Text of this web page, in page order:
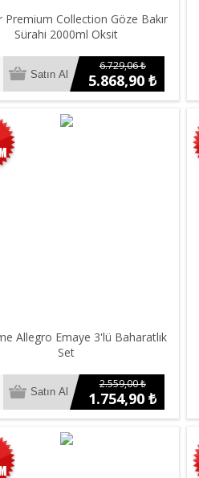
Premium Collection Göze Bakır
Sürahi 2000ml Oksit
6.729,06 ₺
5.868,90 ₺
Allegro Emaye 3'lü Baharatlık
Set
2.559,00 ₺
1.754,90 ₺